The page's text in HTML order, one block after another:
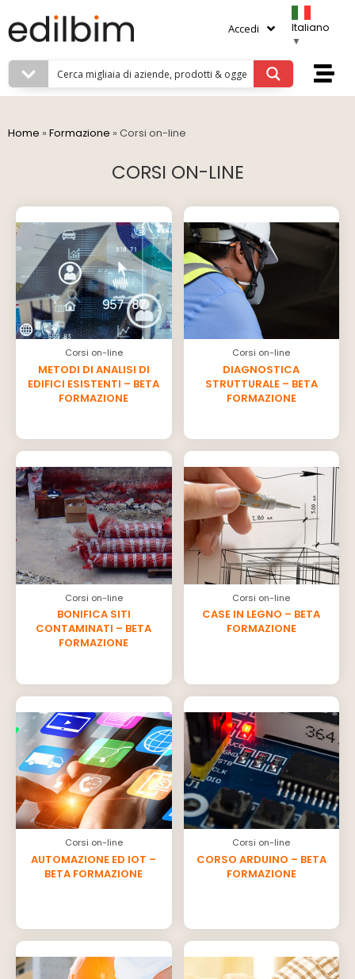
Accedi
Italiano
▼
Home » Formazione » Corsi on-line
CORSI ON-LINE
Corsi on-line
METODI DI ANALISI DI
EDIFICI ESISTENTI – BETA
FORMAZIONE
Corsi on-line
DIAGNOSTICA
STRUTTURALE – BETA
FORMAZIONE
Corsi on-line
BONIFICA SITI
CONTAMINATI – BETA
FORMAZIONE
Corsi on-line
CASE IN LEGNO – BETA
FORMAZIONE
Corsi on-line
AUTOMAZIONE ED IOT –
BETA FORMAZIONE
Corsi on-line
CORSO ARDUINO – BETA
FORMAZIONE